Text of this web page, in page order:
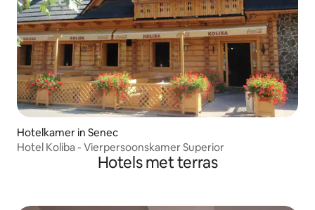
Hotelkamer in Senec
Hotel Koliba - Vierpersoonskamer Superior
Hotels met terras